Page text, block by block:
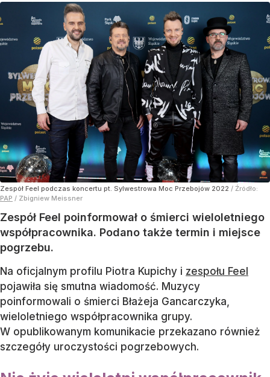
Zespół Feel podczas koncertu pt. Sylwestrowa Moc Przebojów 2022 / Źródło:
PAP / Zbigniew Meissner
Zespół Feel poinformował o śmierci wieloletniego
współpracownika. Podano także termin i miejsce
pogrzebu.
Na oficjalnym profilu Piotra Kupichy i zespołu Feel
pojawiła się smutna wiadomość. Muzycy
poinformowali o śmierci Błażeja Gancarczyka,
wieloletniego współpracownika grupy.
W opublikowanym komunikacie przekazano również
szczegóły uroczystości pogrzebowych.